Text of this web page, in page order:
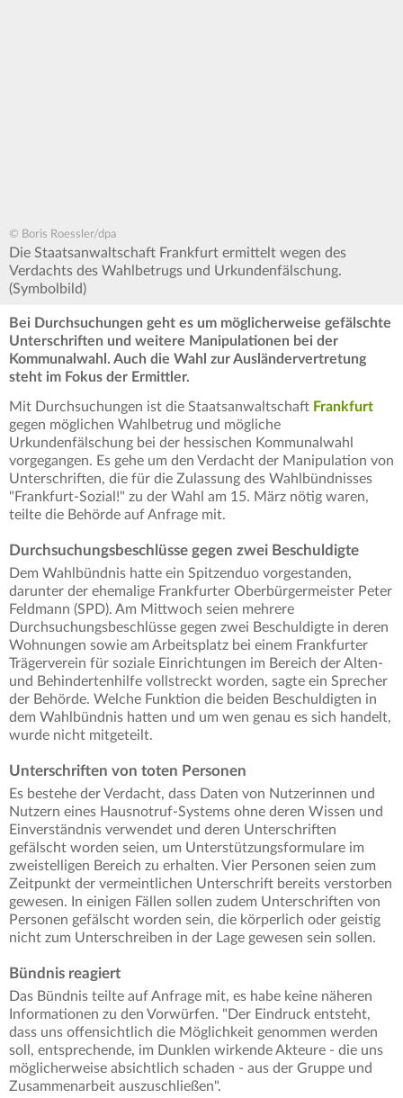
© Boris Roessler/dpa
Die Staatsanwaltschaft Frankfurt ermittelt wegen des
Verdachts des Wahlbetrugs und Urkundenfälschung.
(Symbolbild)
Bei Durchsuchungen geht es um möglicherweise gefälschte
Unterschriften und weitere Manipulationen bei der
Kommunalwahl. Auch die Wahl zur Ausländervertretung
steht im Fokus der Ermittler.
Mit Durchsuchungen ist die Staatsanwaltschaft Frankfurt
gegen möglichen Wahlbetrug und mögliche
Urkundenfälschung bei der hessischen Kommunalwahl
vorgegangen. Es gehe um den Verdacht der Manipulation von
Unterschriften, die für die Zulassung des Wahlbündnisses
"Frankfurt-Sozial!" zu der Wahl am 15. März nötig waren,
teilte die Behörde auf Anfrage mit.
Durchsuchungsbeschlüsse gegen zwei Beschuldigte
Dem Wahlbündnis hatte ein Spitzenduo vorgestanden,
darunter der ehemalige Frankfurter Oberbürgermeister Peter
Feldmann (SPD). Am Mittwoch seien mehrere
Durchsuchungsbeschlüsse gegen zwei Beschuldigte in deren
Wohnungen sowie am Arbeitsplatz bei einem Frankfurter
Trägerverein für soziale Einrichtungen im Bereich der Alten-
und Behindertenhilfe vollstreckt worden, sagte ein Sprecher
der Behörde. Welche Funktion die beiden Beschuldigten in
dem Wahlbündnis hatten und um wen genau es sich handelt,
wurde nicht mitgeteilt.
Unterschriften von toten Personen
Es bestehe der Verdacht, dass Daten von Nutzerinnen und
Nutzern eines Hausnotruf-Systems ohne deren Wissen und
Einverständnis verwendet und deren Unterschriften
gefälscht worden seien, um Unterstützungsformulare im
zweistelligen Bereich zu erhalten. Vier Personen seien zum
Zeitpunkt der vermeintlichen Unterschrift bereits verstorben
gewesen. In einigen Fällen sollen zudem Unterschriften von
Personen gefälscht worden sein, die körperlich oder geistig
nicht zum Unterschreiben in der Lage gewesen sein sollen.
Bündnis reagiert
Das Bündnis teilte auf Anfrage mit, es habe keine näheren
Informationen zu den Vorwürfen. "Der Eindruck entsteht,
dass uns offensichtlich die Möglichkeit genommen werden
soll, entsprechende, im Dunklen wirkende Akteure - die uns
möglicherweise absichtlich schaden - aus der Gruppe und
Zusammenarbeit auszuschließen".